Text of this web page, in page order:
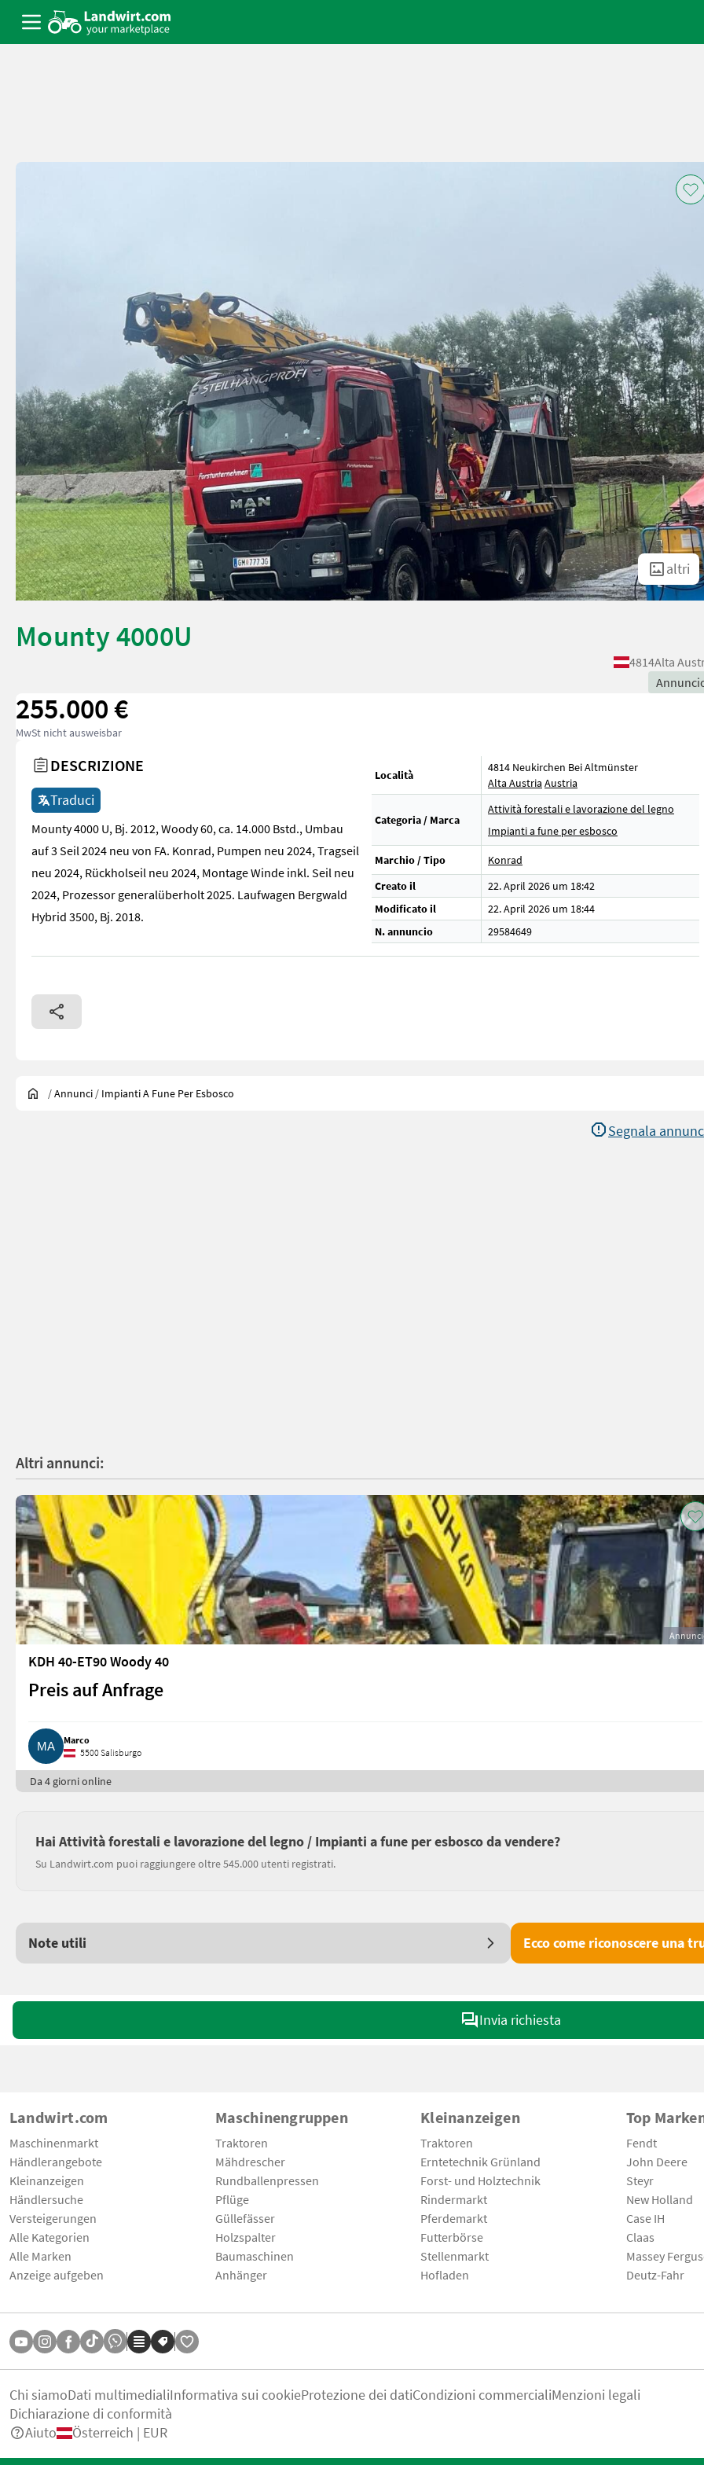
altri
Mounty 4000U
4814Alta
255.000 €
MwSt nicht ausweisbar
DESCRIZIONE
Traduci
Mounty 4000 U, Bj. 2012, Woody 60, ca. 14.000 Bstd., Umbau
auf 3 Seil 2024 neu von FA. Konrad, Pumpen neu 2024, Tragseil
neu 2024, Rückholseil neu 2024, Montage Winde inkl. Seil neu
2024, Prozessor generalüberholt 2025. Laufwagen Bergwald
Hybrid 3500, Bj. 2018.
Località
4814 Neukirchen Bei Altmünster
Alta Austria Austria
Categoria / Marca
Attività forestali e lavorazione del legno
Impianti a fune per esbosco
Marchio / Tipo
Konrad
Creato il
22. April 2026 um 18:42
Modificato il
22. April 2026 um 18:44
N. annuncio
29584649
/Annunci / Impianti A Fune Per Esbosco
Segnala
Altri annunci:
KDH 40-ET90 Woody 40
Preis auf Anfrage
Marco
5500 Salisburgo
Da 4 giorni online
Hai Attività forestali e lavorazione del legno / Impianti a fune per esbosco da vendere?
Su Landwirt.com puoi raggiungere oltre 545.000 utenti registrati.
Note utili Ecco come riconoscere una
Invia richiesta
Landwirt.com
Maschinenmarkt
Händlerangebote
Kleinanzeigen
Händlersuche
Versteigerungen
Alle Kategorien
Alle Marken
Anzeige aufgeben
Maschinengruppen
Traktoren
Mähdrescher
Rundballenpressen
Pflüge
Güllefässer
Holzspalter
Baumaschinen
Anhänger
Kleinanzeigen
Traktoren
Erntetechnik Grünland
Forst- und Holztechnik
Rindermarkt
Pferdemarkt
Futterbörse
Stellenmarkt
Hofladen
Top
Fendt
John Deere
Steyr
New Holland
Case IH
Claas
Massey
Deutz-Fahr
Chi siamoDati multimedialiInformativa sui cookieProtezione dei datiCondizioni commercialiMenzioni legali
Dichiarazione di conformità
Aiuto
Österreich | EUR